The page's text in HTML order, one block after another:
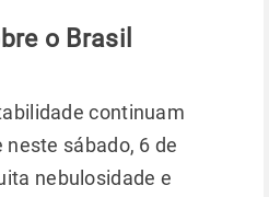
o Brasil
continuam
neste sábado, 6 de
nebulosidade e